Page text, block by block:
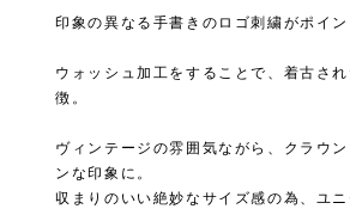
印象の異なる手書きのロゴ刺繍がポイ
ウォッシュ加工をすることで、着古さ
徴。
ヴィンテージの雰囲気ながら、クラウ
ンな印象に。
収まりのいい絶妙なサイズ感の為、ユ